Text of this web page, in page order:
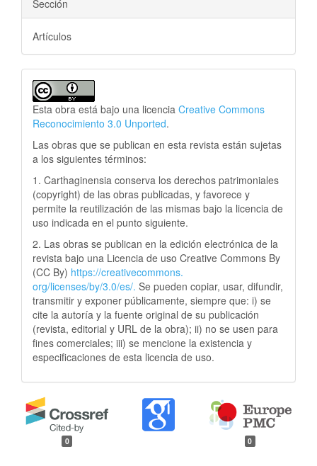
Sección
Artículos
Esta obra está bajo una licencia Creative Commons
Reconocimiento 3.0 Unported.
Las obras que se publican en esta revista están sujetas
a los siguientes términos:
1. Carthaginensia conserva los derechos patrimoniales
(copyright) de las obras publicadas, y favorece y
permite la reutilización de las mismas bajo la licencia de
uso indicada en el punto siguiente.
2. Las obras se publican en la edición electrónica de la
revista bajo una Licencia de uso Creative Commons By
(CC By) https://creativecommons.
org/licenses/by/3.0/es/. Se pueden copiar, usar, difundir,
transmitir y exponer públicamente, siempre que: i) se
cite la autoría y la fuente original de su publicación
(revista, editorial y URL de la obra); ii) no se usen para
fines comerciales; iii) se mencione la existencia y
especificaciones de esta licencia de uso.
0 0